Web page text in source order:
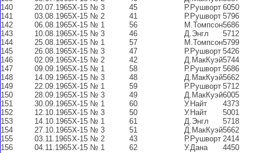
140
20.07.1965Х-15 № 3 45 Р.Рушворт 6050
141
03.08.1965Х-15 № 2 41 Р.Рушворт 5796
142
06.08.1965Х-15 № 1 56 М.Томпсон5686
143
10.08.1965Х-15 № 3 46 Д.Энгл
5712
144
25.08.1965Х-15 № 1 57 М.Томпсон5799
145
26.08.1965Х-15 № 3 47 Р.Рушворт 5426
146
02.09.1965Х-15 № 2 42 Д.МакКуэй5744
147
09.09.1965Х-15 № 1 58 Р.Рушворт 5686
148
14.09.1965Х-15 № 3 48 Д.МакКуэй5662
149
22.09.1965Х-15 № 1 59 Р.Рушворт 5712
150
28.09.1965Х-15 № 3 49 Д.МакКуэй6005
151
30.09.1965Х-15 № 1 60 У.Найт
4373
152
12.10.1965Х-15 № 3 50 У.Найт
5001
153
14.10.1965Х-15 № 1 61 Д.Энгл
5718
154
27.10.1965Х-15 № 3 51 Д.МакКуэй5662
155
03.11.1965Х-15 № 2 43 Р.Рушворт 2414
156
04.11.1965Х-15 № 1 62 У.Дана
4450